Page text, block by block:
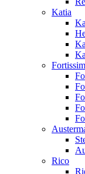
Katia
Rico